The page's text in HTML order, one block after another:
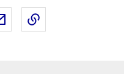
sur LinkedIn
Partager par email